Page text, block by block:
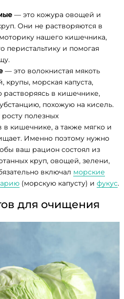
— это кожура овощей и
Они не растворяются в
нашего кишечника,
перистальтику и помогая
— это волокнистая мякоть
крупы, морская капуста,
растворяясь в кишечнике,
похожую на кисель.
полезных
кишечнике, а также мягко и
Именно поэтому нужно
ваш рацион состоял из
круп, овощей, зелени,
включал морские
(морскую капусту) и фукус.
для очищения